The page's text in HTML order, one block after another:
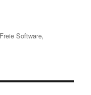
Kategorien
Freie Software,